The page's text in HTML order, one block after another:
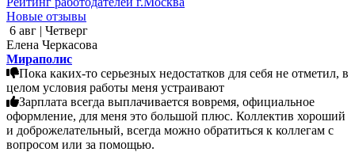
Новые отзывы
6 авг | Четверг
Елена Черкасова
Мираполис
Пока каких-то серьезных недостатков для себя не отметил, в
целом условия работы меня устраивают
Зарплата всегда выплачивается вовремя, официальное
оформление, для меня это большой плюс. Коллектив хороший
и доброжелательный, всегда можно обратиться к коллегам с
вопросом или за помощью.